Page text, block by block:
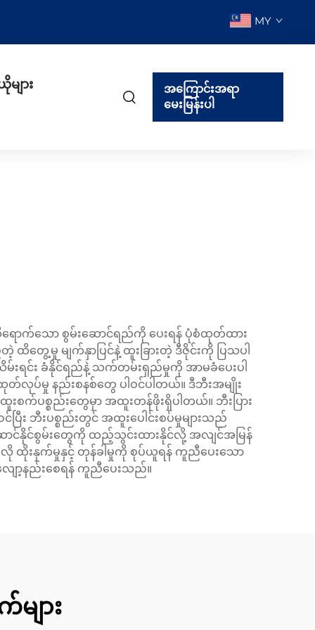
MY
ျား
အကြောင်းအရာ
မေးမြန်းပါ
ောက်သော စွမ်းဆောင်ရည်ကို ပေးရန် ပုံစံထုတ်ထား
ေ့မှု မျက်နှာပြင်နဲ့ ထူးခြားတဲ့ ဒီဇိုင်းကို ပြသပါ
ရင်း ခံနိုင်ရည်နဲ့ သက်တမ်းရှည်မှုကို အာမခံပေးပါ
လုပ်မှု နည်းစနစ်တွေ ပါဝင်ပါတယ်။ ဒီဘီးအမျိုး
က်ပစ္စည်းတွေမှာ အထူးတန်ဖိုးရှိပါတယ်။ ဘီးပြား
း ဘီးပစ္စည်းတွင် အထူးပေါင်းစပ်မှုများသည်
ောင်နိုင်စွမ်းတွေကို ထည့်သွင်းထားနိုင်လို့ အလျင်အမြန်
ထိုးနှက်မှုနှင့် တုန်ခါမှုကို စုပ်ယူရန် ကူညီပေးသော
ျော့နည်းစေရန် ကူညီပေးသည်။
ျား